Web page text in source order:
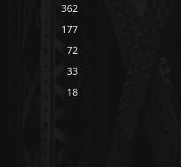
362
177
72
33
18